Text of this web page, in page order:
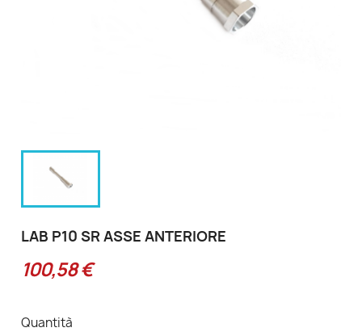
LAB P10 SR ASSE ANTERIORE
100,58 €
Quantità